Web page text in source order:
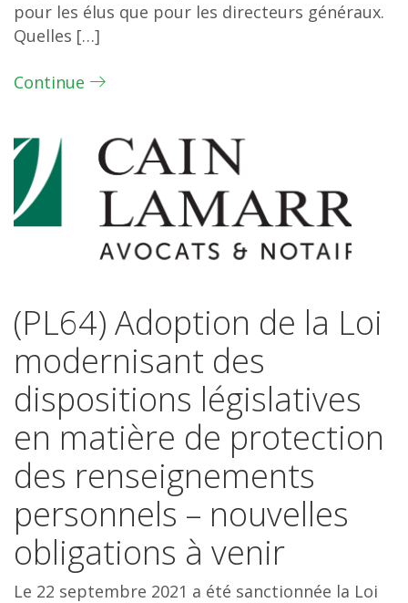
pour les élus que pour les directeurs généraux.
Quelles […]
Continue
(PL64) Adoption de la Loi
modernisant des
dispositions législatives
en matière de protection
des renseignements
personnels – nouvelles
obligations à venir
Le 22 septembre 2021 a été sanctionnée la Loi